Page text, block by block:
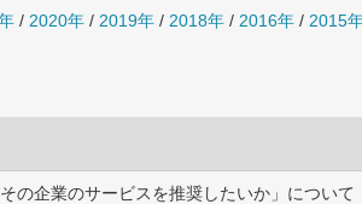
/ 2020年 / 2019年 / 2018年 / 2016年 / 2015
の企業のサービスを推奨したいか」について